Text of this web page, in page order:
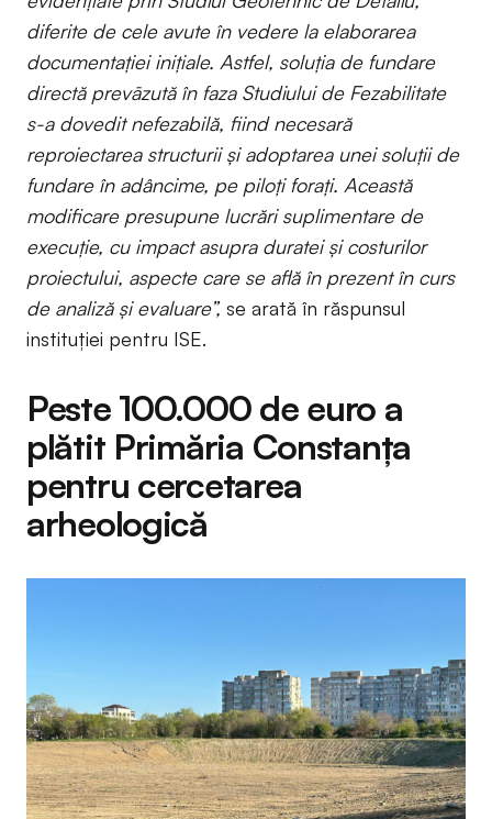
diferite de cele avute în vedere la elaborarea
documentaţiei inițiale. Astfel, soluția de fundare
directă prevāzută în faza Studiului de Fezabilitate
s-a dovedit nefezabilă, fiind necesară
reproiectarea structurii și adoptarea unei soluţii de
fundare în adâncime, pe piloţi forați. Această
modificare presupune lucrări suplimentare de
execuție, cu impact asupra duratei și costurilor
proiectului, aspecte care se află în prezent în curs
de analiză și evaluare”, se arată în răspunsul
instituției pentru ISE.
Peste 100.000 de euro a
plătit Primăria Constanța
pentru cercetarea
arheologică